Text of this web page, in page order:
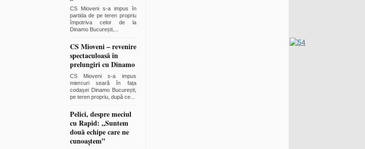
CS Mioveni s-a impus în
partida de pe teren propriu
împotriva celor de la
Dinamo București,
CS Mioveni – revenire
spectaculoasă în
prelungiri cu Dinamo
CS Mioveni s-a impus
miercuri seară în fața
codașei Dinamo București,
pe teren propriu, după ce...
Pelici, despre meciul
cu Rapid: „Suntem
două echipe care ne
cunoaștem”